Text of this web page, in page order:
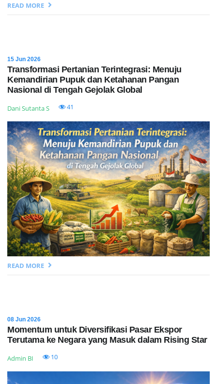
READ MORE
15 Jun 2026
Transformasi Pertanian Terintegrasi: Menuju
Kemandirian Pupuk dan Ketahanan Pangan
Nasional di Tengah Gejolak Global
Dani Sutanta S 41
READ MORE
08 Jun 2026
Momentum untuk Diversifikasi Pasar Ekspor
Terutama ke Negara yang Masuk dalam Rising Star
Admin BI 10